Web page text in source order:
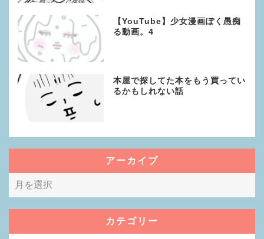
【YouTube】少女漫画ぽく愚痴
る動画。4
本屋で探してた本をもう買ってい
るかもしれない話
アーカイブ
カテゴリー